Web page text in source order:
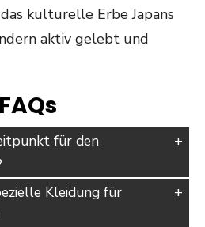
kulturelle Erbe Japans
aktiv gelebt und
FAQs
für den
Kleidung für